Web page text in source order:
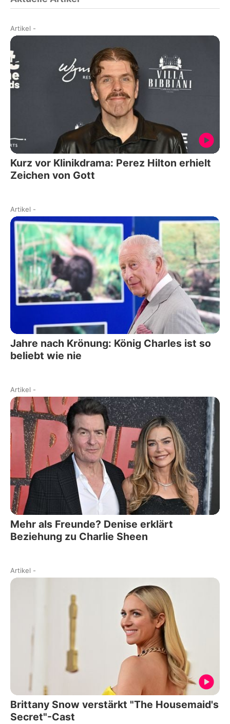
Artikel -
Kurz vor Klinikdrama: Perez Hilton erhielt
Zeichen von Gott
Artikel -
Jahre nach Krönung: König Charles ist so
beliebt wie nie
Artikel -
Mehr als Freunde? Denise erklärt
Beziehung zu Charlie Sheen
Artikel -
Brittany Snow verstärkt "The Housemaid's
Secret"-Cast